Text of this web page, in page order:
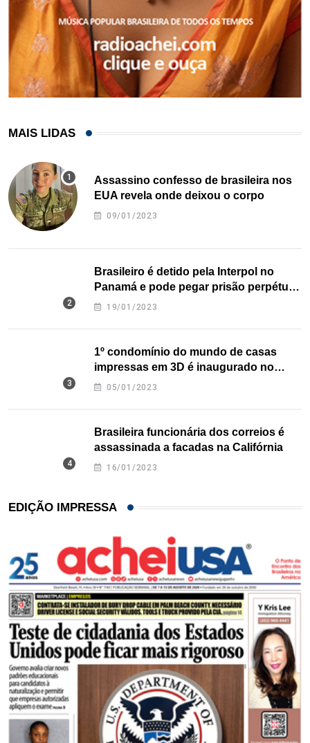
MAIS LIDAS
Assassino confesso de brasileira nos
EUA revela onde deixou o corpo
09/01/2023
Brasileiro é detido pela Interpol no
Panamá e pode pegar prisão perpétua
nos EUA
19/01/2023
1º condomínio do mundo de casas
impressas em 3D é inaugurado no
Texas
05/01/2023
Brasileira funcionária dos correios é
assassinada a facadas na Califórnia
16/01/2023
EDIÇÃO IMPRESSA